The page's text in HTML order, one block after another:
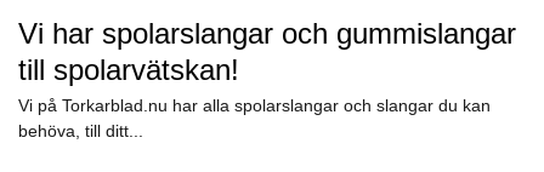
Vi har spolarslangar och gummislangar
till spolarvätskan!
Vi på Torkarblad.nu har alla spolarslangar och slangar du kan
behöva, till ditt...